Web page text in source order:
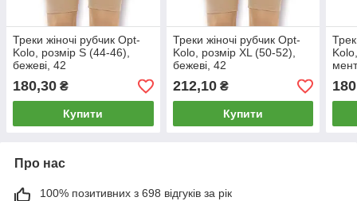
Треки жіночі рубчик Opt-
Kolo, розмір S (44-46),
бежеві, 42
180,30 ₴
Купити
Треки жіночі рубчик Opt-
Kolo, розмір XL (50-52),
бежеві, 42
212,10₴
Купити
Про нас
100% позитивних з 698 відгуків за рік